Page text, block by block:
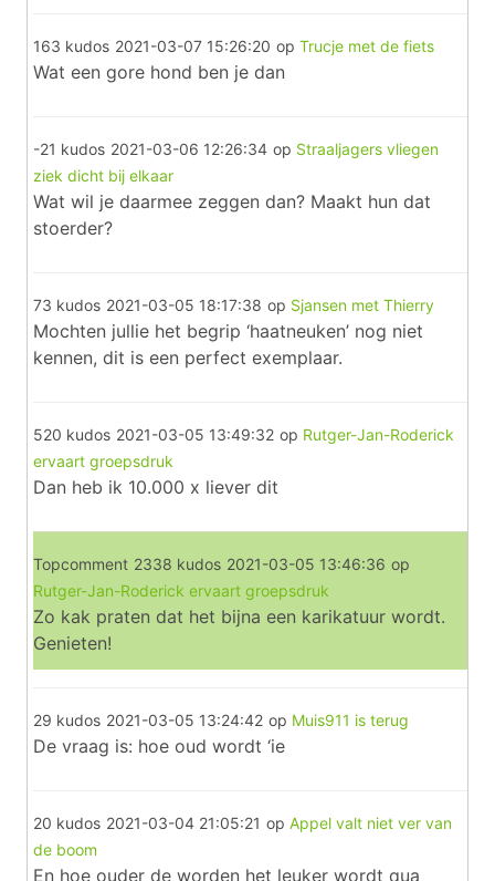
163 kudos 2021-03-07 15:26:20 op Trucje met de fiets
Wat een gore hond ben je dan
-21 kudos 2021-03-06 12:26:34 op Straaljagers vliegen
ziek dicht bij elkaar
Wat wil je daarmee zeggen dan? Maakt hun dat
stoerder?
73 kudos 2021-03-05 18:17:38 op Sjansen met Thierry
Mochten jullie het begrip ‘haatneuken’ nog niet
kennen, dit is een perfect exemplaar.
520 kudos 2021-03-05 13:49:32 op Rutger-Jan-Roderick
ervaart groepsdruk
Dan heb ik 10.000 x liever dit
Topcomment 2338 kudos 2021-03-05 13:46:36 op
Rutger-Jan-Roderick ervaart groepsdruk
Zo kak praten dat het bijna een karikatuur wordt.
Genieten!
29 kudos 2021-03-05 13:24:42 op Muis911 is terug
De vraag is: hoe oud wordt ‘ie
20 kudos 2021-03-04 21:05:21 op Appel valt niet ver van
de boom
En hoe ouder de worden het leuker wordt qua